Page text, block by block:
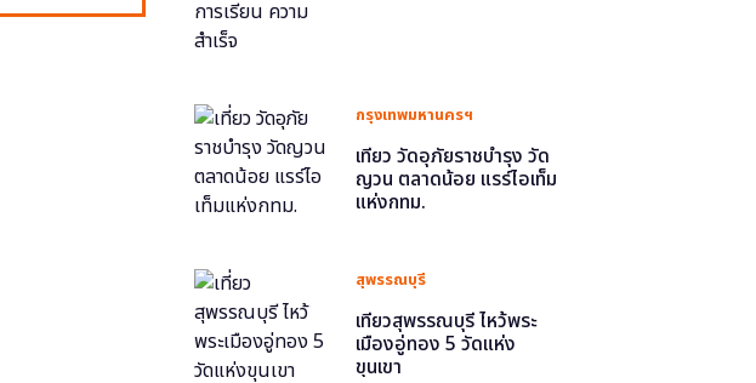
กรุงเทพมหานครฯ
เที่ยว วัดอุภัยราชบำรุง วัด
ญวน ตลาดน้อย แรร์ไอเท็ม
แห่งกทม.
สุพรรณบุรี
เที่ยวสุพรรณบุรี ไหว้พระ
เมืองอู่ทอง 5 วัดแห่ง
ขุนเขา